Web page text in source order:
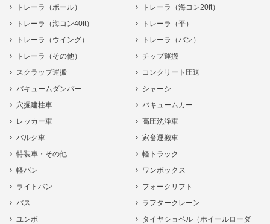
トレーラ（ポール）
トレーラ（海コン20ft）
トレーラ（海コン40ft）
トレーラ（平）
トレーラ（ウイング）
トレーラ（バン）
トレーラ（その他）
チップ運搬
スクラップ運搬
コンクリート圧送
バキュームダンパー
シャーシ
穴掘建柱車
バキュームカー
レッカー車
高圧洗浄車
バルク車
家畜運搬車
特装車・その他
軽トラック
軽バン
ワンボックス
ライトバン
フォークリフト
バス
ラフタークレーン
ユンボ
タイヤショベル（ホイールローダ